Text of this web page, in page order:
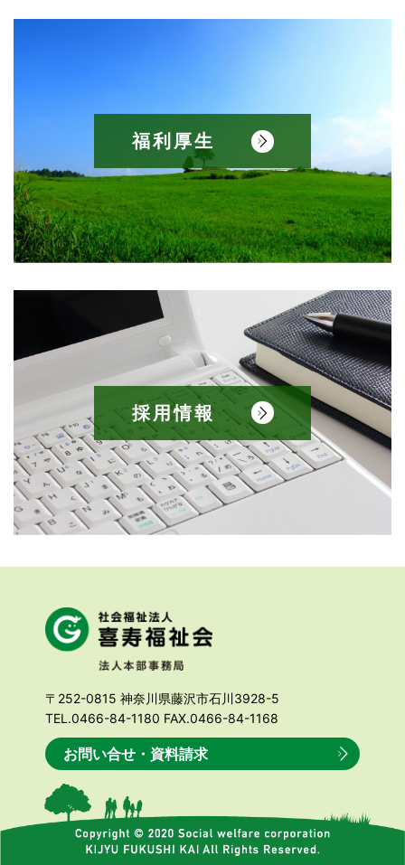
福利厚生
採用情報
〒252-0815 神奈川県藤沢市石川3928-5
TEL.0466-84-1180 FAX.0466-84-1168
お問い合せ・資料請求